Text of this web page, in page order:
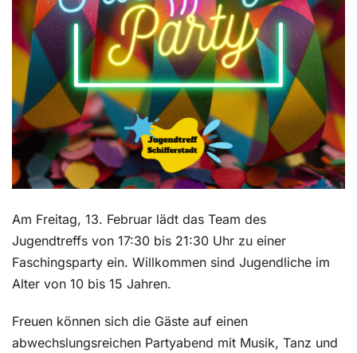
Am Freitag, 13. Februar lädt das Team des
Jugendtreffs von 17:30 bis 21:30 Uhr zu einer
Faschingsparty ein. Willkommen sind Jugendliche im
Alter von 10 bis 15 Jahren.
Freuen können sich die Gäste auf einen
abwechslungsreichen Partyabend mit Musik, Tanz und